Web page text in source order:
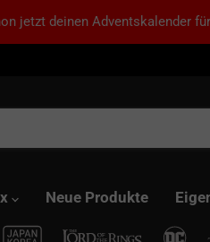
jetzt deinen Adventskalender
Neue Produkte